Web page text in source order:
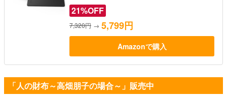
21%OFF
7,320円 → 5,799円
Amazonで購入
「人の財布～高畑朋子の場合～」販売中